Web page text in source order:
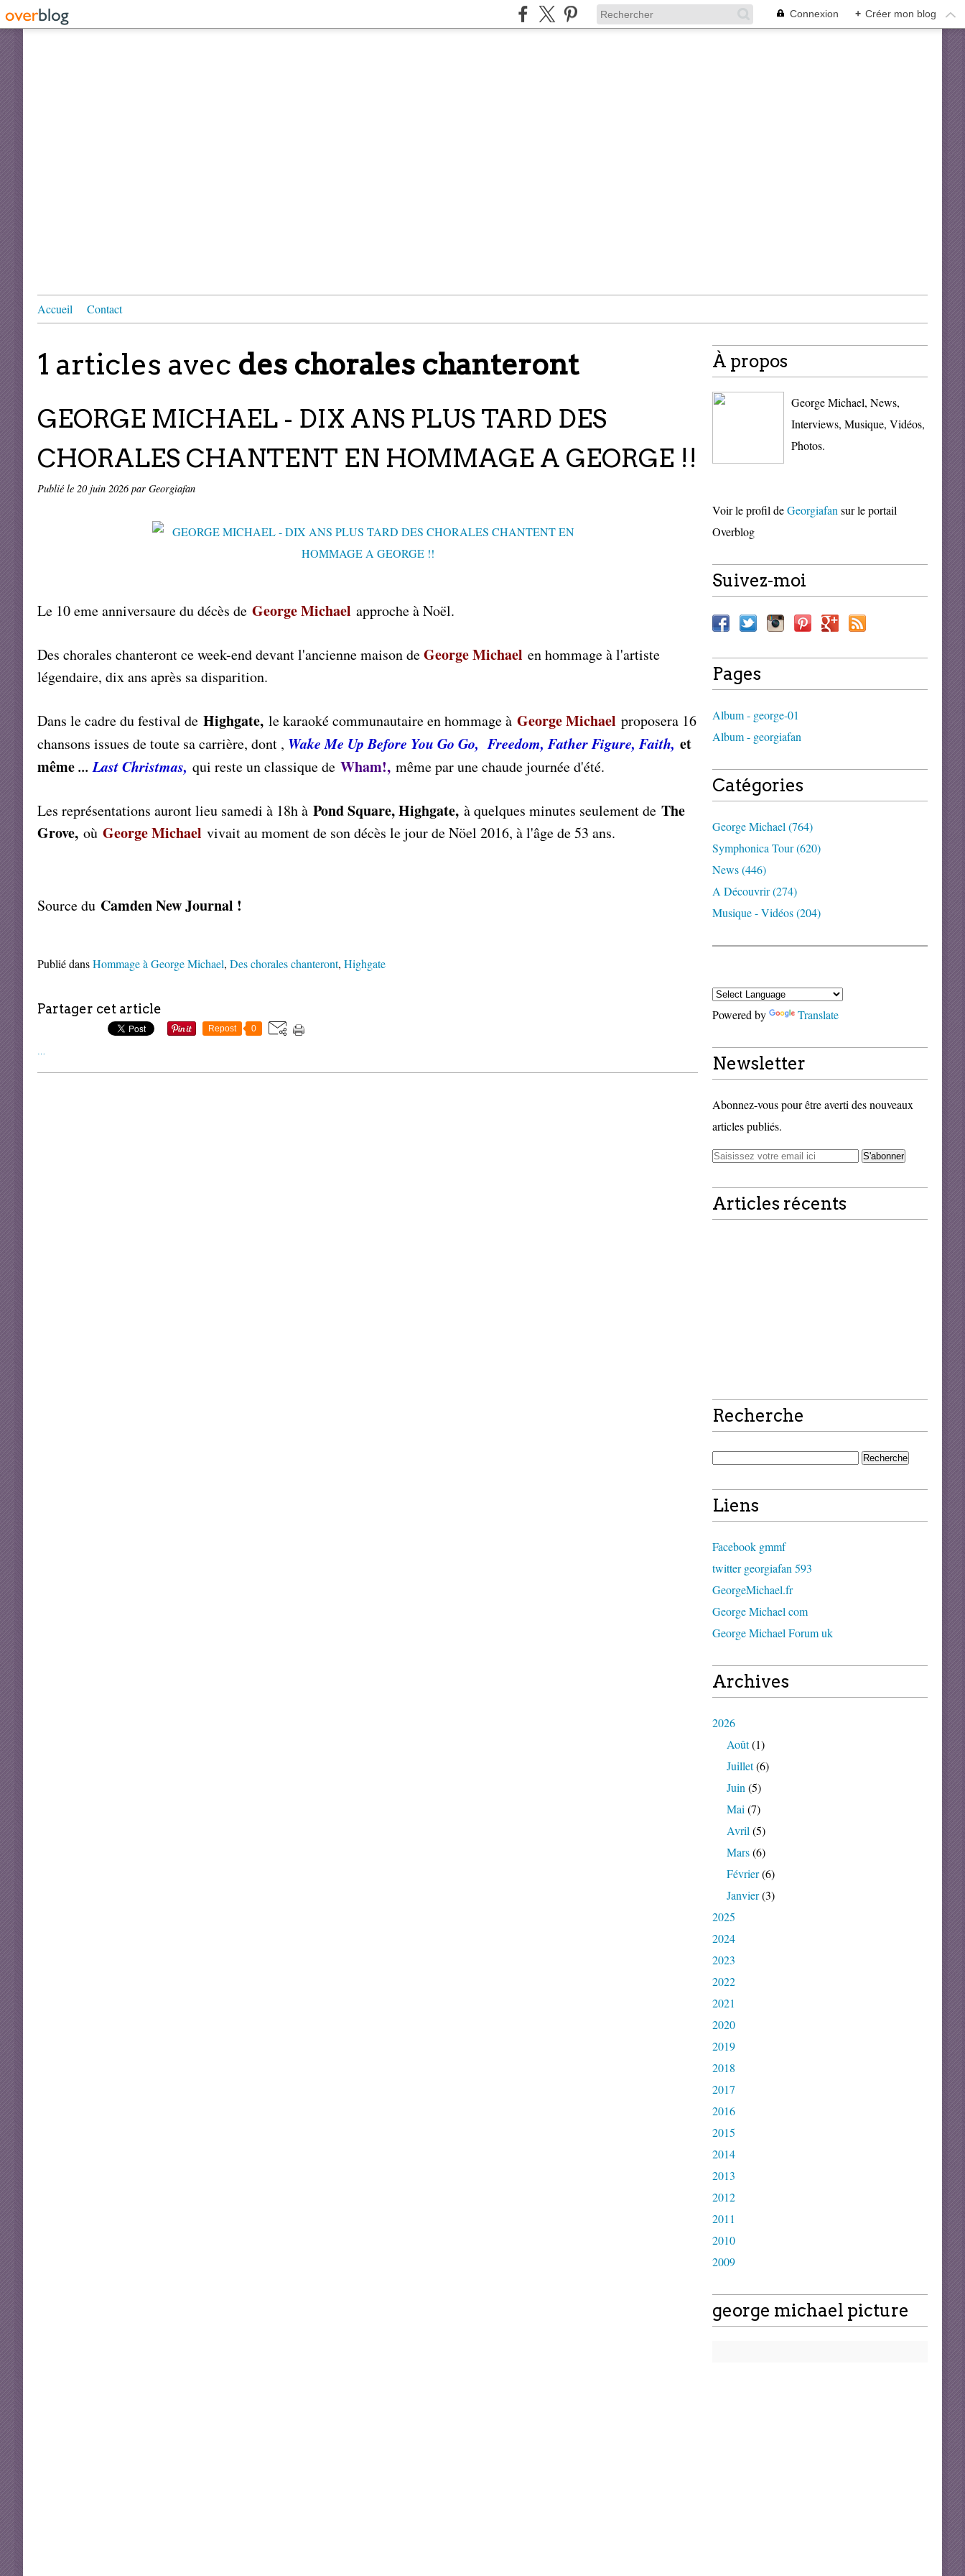
Connexion + Créer mon blog
Accueil Contact
1 articles avec des chorales chanteront
GEORGE MICHAEL - DIX ANS PLUS TARD DES
CHORALES CHANTENT EN HOMMAGE A GEORGE !!
Publié le 20 juin 2026par Georgiafan
Le 10 eme anniversaure du décès de George Michael approche à Noël.
Des chorales chanteront ce week-end devant l'ancienne maison deGeorge Michael en hommage à l'artiste
légendaire, dix ans après sa disparition.
Dans le cadre du festival de Highgate, le karaoké communautaire en hommage à George Michael proposera 16
chansons issues de toute sa carrière, dont , Wake Me Up Before You Go Go, Freedom, Father Figure, Faith, et
même...Last Christmas, qui reste un classique de Wham!, même par une chaude journée d'été.
Les représentations auront lieu samedi à 18h à Pond Square, Highgate, à quelques minutes seulement de The
Grove, où George Michael vivait au moment de son décès le jour de Nöel 2016, à l'âge de 53 ans.
Source du Camden New Journal !
Publié dansHommage à George Michael, Des chorales chanteront, Highgate
Partager cet article
Repost 0
…
À propos
George Michael, News,
Interviews, Musique, Vidéos,
Photos.
Voir le profil deGeorgiafan sur le portail
Overblog
Suivez-moi
Pages
Album - george-01
Album - georgiafan
Catégories
George Michael (764)
Symphonica Tour (620)
News (446)
A Découvrir (274)
Musique - Vidéos (204)
Powered by Translate
Newsletter
Abonnez-vous pour être averti des nouveaux
articles publiés.
Articles récents
Recherche
Liens
Facebook gmmf
twitter georgiafan 593
GeorgeMichael.fr
George Michael com
George Michael Forum uk
Archives
2026
Août(1)
Juillet(6)
Juin (5)
Mai (7)
Avril (5)
Mars(6)
Février(6)
Janvier(3)
2025
2024
2023
2022
2021
2020
2019
2018
2017
2016
2015
2014
2013
2012
2011
2010
2009
george michael picture